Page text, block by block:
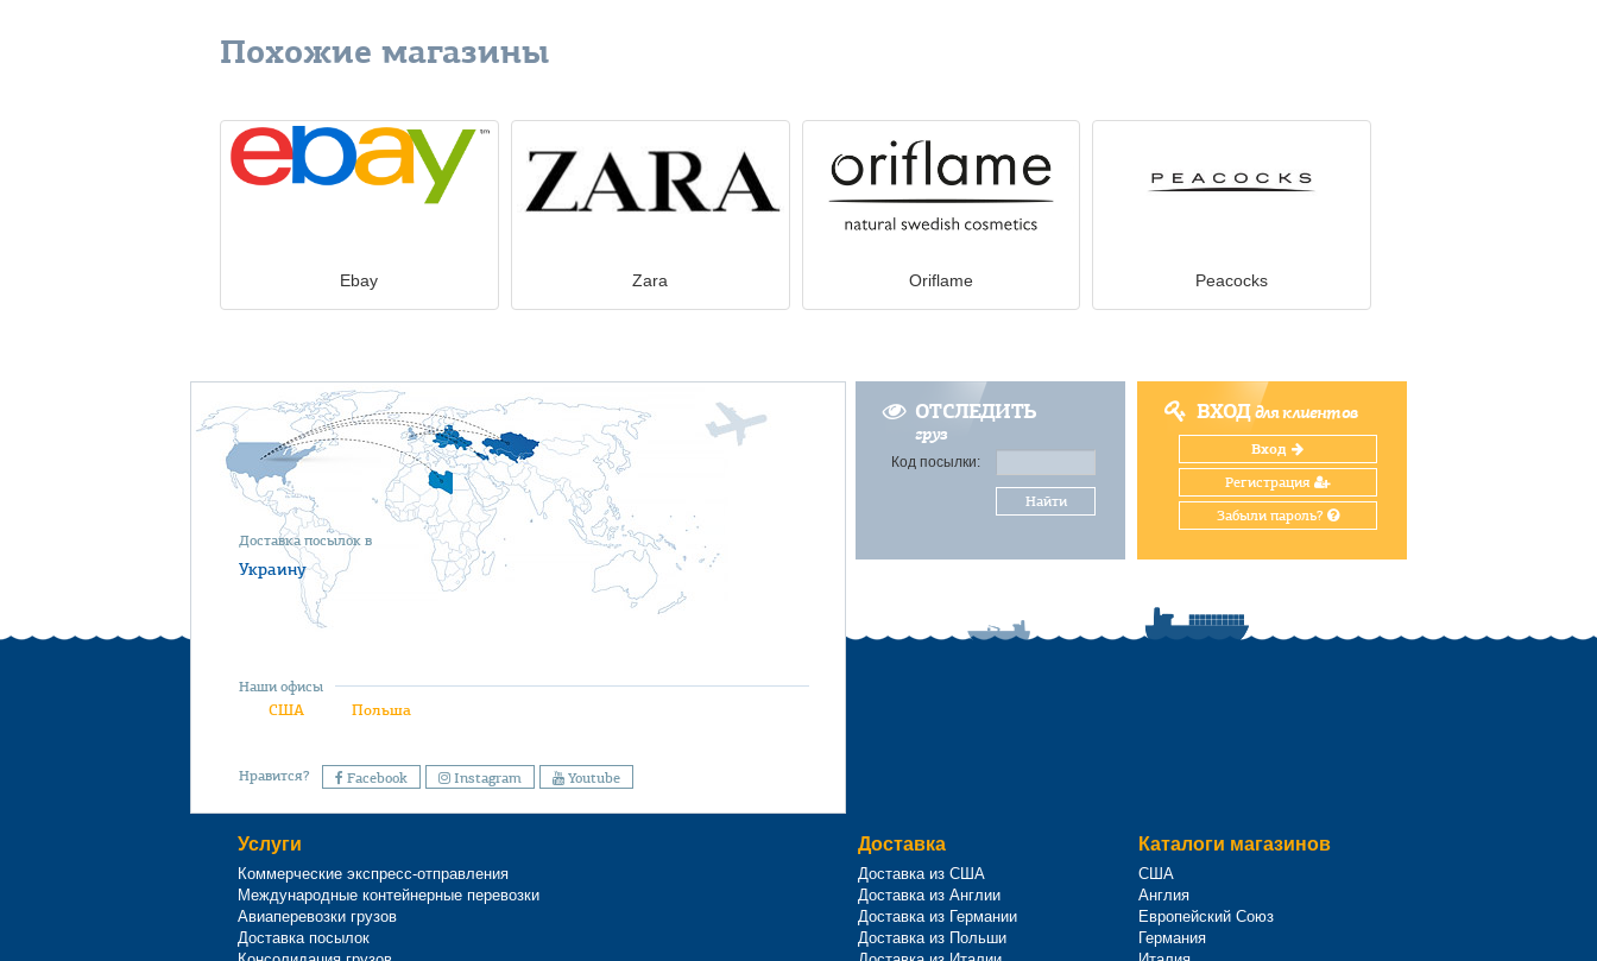
Похожие магазины
Ebay Zara Oriflame Peacocks
ОТСЛЕДИТЬ
груз
Код посылки:
Найти
ВХОДдля клиентов
Вход
Регистрация
Забыли пароль?
Доставка посылок в
Украину
Наши офисы
США Польша
Нравится? Facebook Instagram Youtube
Услуги
Коммерческие экспресс-отправления
Международные контейнерные перевозки
Авиаперевозки грузов
Доставка посылок
Доставка
Доставка из США
Доставка из Англии
Доставка из Германии
Доставка из Польши
Каталоги магазинов
США
Англия
Европейский Союз
Германия